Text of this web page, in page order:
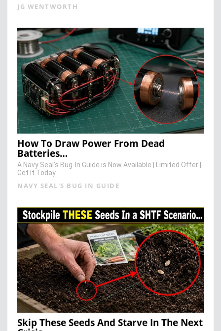
JG WENTWORTH
How To Draw Power From Dead
Batteries…
A Navy Seal’s Bug-In Guide is Now Available | Limited Offer |
Get It Today
NAVY SEAL'S BUG IN GUIDE
Skip These Seeds And Starve In The Next